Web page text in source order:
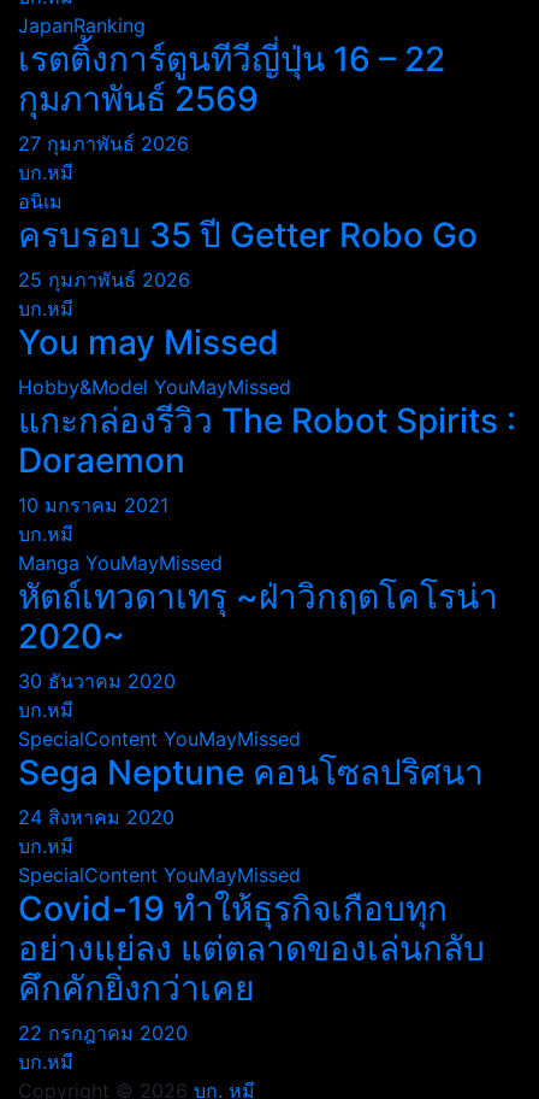
JapanRanking
เรตติ้งการ์ตูนทีวีญี่ปุ่น 16 – 22
กุมภาพันธ์ 2569
27 กุมภาพันธ์ 2026
บก.หมี
อนิเม
ครบรอบ 35 ปี Getter Robo Go
25 กุมภาพันธ์ 2026
บก.หมี
You may Missed
Hobby&Model YouMayMissed
แกะกล่องรีวิว The Robot Spirits :
Doraemon
10 มกราคม 2021
บก.หมี
Manga YouMayMissed
หัตถ์เทวดาเทรุ ~ฝ่าวิกฤตโคโรน่า
2020~
30 ธันวาคม 2020
บก.หมี
SpecialContent YouMayMissed
Sega Neptune คอนโซลปริศนา
24 สิงหาคม 2020
บก.หมี
SpecialContent YouMayMissed
Covid-19 ทำให้ธุรกิจเกือบทุก
อย่างแย่ลง แต่ตลาดของเล่นกลับ
คึกคักยิ่งกว่าเคย
22 กรกฎาคม 2020
บก.หมี
Copyright © 2026 บก. หมี